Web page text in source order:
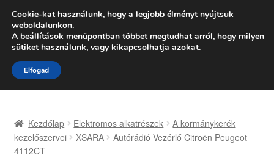
SZÁLLÍTÁS 2618 Ft-tól
Hétfő-Péntek 9:00–16:0006 80 088 054
Ugrás
a
navigációhoz
Kilépés
a
tartalomba
Adatvédelmi irányelvek
Kezdőlap Elektromos alkatrészek
A kormánykerék
kezelőszervei
XSARA
Autórádió Vezérlő Citroën Peugeot
4112CT
Cookie-kat használunk, hogy a legjobb élményt nyújtsuk
weboldalunkon.
A beállítások menüpontban többet megtudhat arról, hogy milyen
sütiket használunk, vagy kikapcsolhatja azokat.
Elfogad